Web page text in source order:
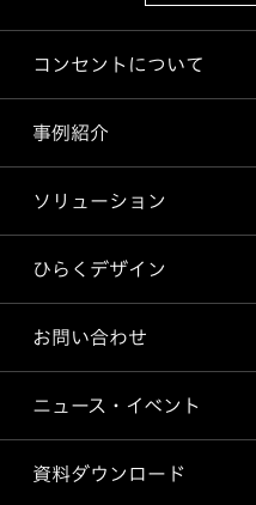
コンセントについて
事例紹介
ソリューション
ひらくデザイン
お問い合わせ
ニュース・イベント
資料ダウンロード